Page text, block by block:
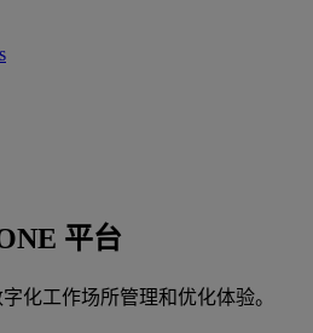
平台
化工作场所管理和优化体验。